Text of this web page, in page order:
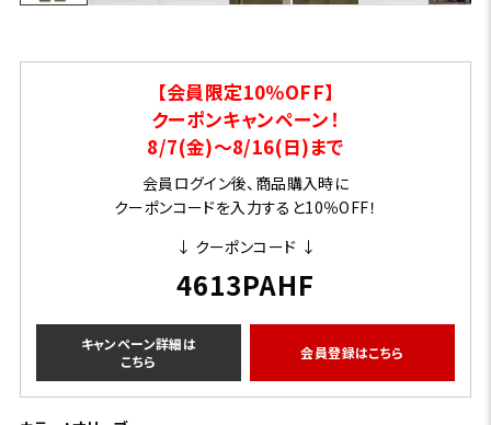
【会員限定10％OFF】
クーポンキャンペーン！
8/7(金)～8/16(日)まで
会員ログイン後、商品購入時に
クーポンコードを入力すると10％OFF！
↓ クーポンコード ↓
4613PAHF
キャンペーン詳細は
こちら
会員登録はこちら